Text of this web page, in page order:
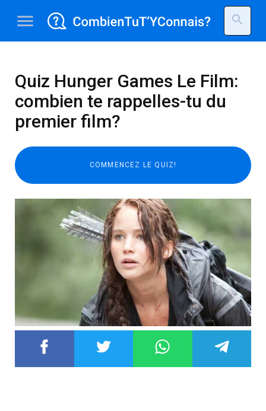
menu search
Quiz Hunger Games Le Film:
combien te rappelles-tu du
premier film?